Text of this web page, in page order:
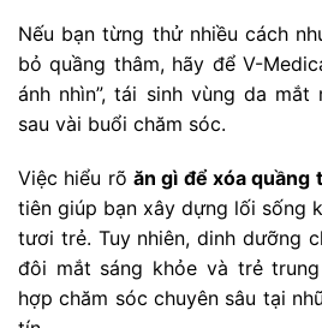
Nếu bạn từng thử nhiều cách
bỏ quầng thâm, hãy để V-
ánh nhìn”, tái sinh vùng da
sau vài buổi chăm sóc.
Việc hiểu rõ ăn gì để xóa quầng
tiên giúp bạn xây dựng lối sống
tươi trẻ. Tuy nhiên, dinh dưỡng
đôi mắt sáng khỏe và trẻ
hợp chăm sóc chuyên sâu tại